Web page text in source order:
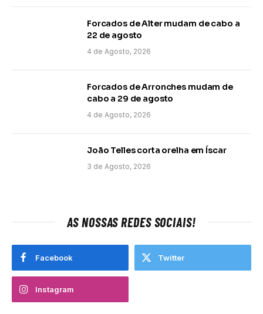
Forcados de Alter mudam de cabo a
22 de agosto
4 de Agosto, 2026
Forcados de Arronches mudam de
cabo a 29 de agosto
4 de Agosto, 2026
João Telles corta orelha em Íscar
3 de Agosto, 2026
AS NOSSAS REDES SOCIAIS!
Facebook Twitter
Instagram